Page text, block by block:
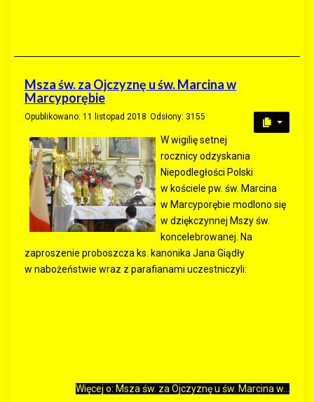
Msza św. za Ojczyznę u św. Marcina w
Marcyporębie
Opublikowano: 11 listopad 2018 Odsłony: 3155
W wigilię setnej
rocznicy odzyskania
Niepodległości Polski
w kościele pw. św. Marcina
w Marcyporębie modlono się
w dziękczynnej Mszy św.
koncelebrowanej. Na
zaproszenie proboszcza ks. kanonika Jana Giądły
w nabożeństwie wraz z parafianami uczestniczyli:
Więcej o: Msza św. za Ojczyznę u św. Marcina w...